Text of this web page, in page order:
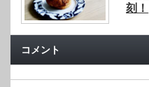
刻！
コメント